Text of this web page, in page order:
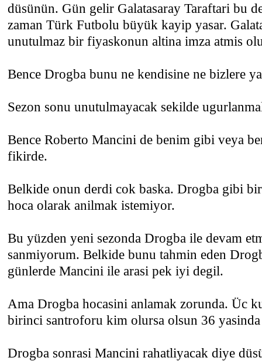
düsünün. Gün gelir Galatasaray Taraftari bu
zaman Türk Futbolu büyük kayip yasar.
unutulmaz bir fiyaskonun altina imza atmis
Bence Drogba bunu ne kendisine ne bizlere
Sezon sonu unutulmayacak sekilde
Bence Roberto Mancini de benim gibi veya
fikirde.
Belkide onun derdi cok baska. Drogba gibi
hoca olarak anilmak istemiyor.
Bu yüzden yeni sezonda Drogba ile devam
sanmiyorum. Belkide bunu tahmin eden
günlerde Mancini ile arasi pek iyi degil.
Ama Drogba hocasini anlamak zorunda. Üc
birinci santroforu kim olursa olsun 36
Drogba sonrasi Mancini rahatliyacak diye